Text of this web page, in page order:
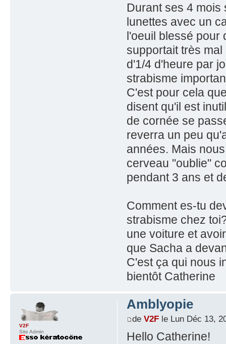
Durant ses 4 mois
lunettes avec un
l'oeuil blessé pour
supportait très
d'1/4 d'heure par
strabisme
C'est pour cela
disent qu'il est
de cornée se
reverra un peu
années. Mais
cerveau "oublie"
pendant 3 ans et
Comment es-tu
strabisme chez
une voiture et
que Sacha a
C'est ça qui nous
bientôt Catherine
Amblyopie
de V2Fle Lun Déc 13,
Hello Catherine!
V2F
Site Admin